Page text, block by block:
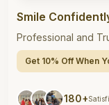
Smile
Professional and
Get 10% Off When
180+